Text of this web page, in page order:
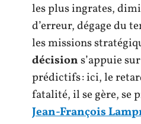
les plus ingrates,
d’erreur, dégage du
les missions
décisions’appuie
prédictifs : ici, le
fatalité, il se gère, se
Jean-François